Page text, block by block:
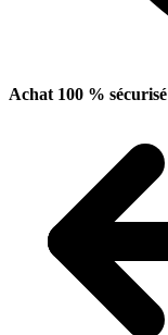
Achat 100 % sécurisé